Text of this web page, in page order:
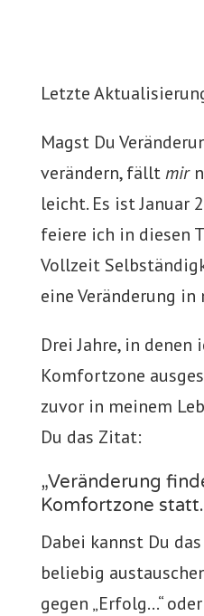
Letzte
Magst Du
verändern, fälltmir
leicht. Es ist Januar
feiere ich in diesen
Vollzeit
eine Veränderung in
Drei Jahre, in
Komfortzone
zuvor in meinem
Du das Zitat:
„Veränderung
Komfortzone
Dabei kannst Du
beliebig
gegen „Erfolg…“